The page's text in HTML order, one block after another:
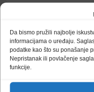
Da bismo pružili najbolje
informacijama o uređaju.
podatke kao što su ponašanje
Nepristanak ili povlačenje
funkcije.
HP Laptop